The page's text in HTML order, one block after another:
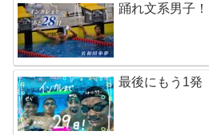
踊れ文系男子！
最後にもう1発